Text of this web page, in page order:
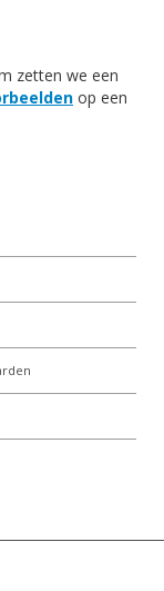
zetten we een
op een